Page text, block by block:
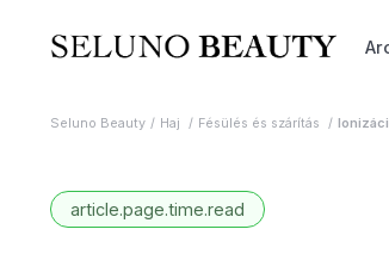
Seluno Beauty Haj Fésülés és szárítás
article.page.time.read